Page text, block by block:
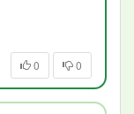
0 0